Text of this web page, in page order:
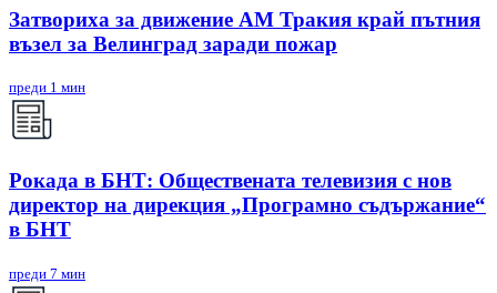
Затвориха за движение АМ Тракия край пътния
възел за Велинград заради пожар
преди 1 мин
Рокада в БНТ: Обществената телевизия с нов
директор на дирекция „Програмно съдържание“
в БНТ
преди 7 мин